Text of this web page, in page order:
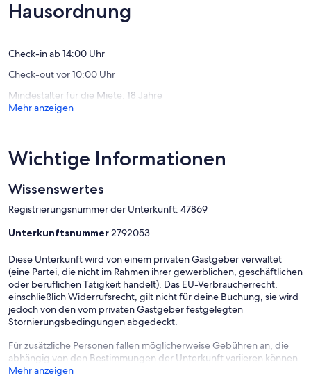
(65
Bewertungen)
Hausordnung
Check-in ab 14:00 Uhr
Check-out vor 10:00 Uhr
Mindestalter für die Miete: 18 Jahre
Mehr anzeigen
Wichtige Informationen
Wissenswertes
Registrierungsnummer der Unterkunft: 47869
Unterkunftsnummer2792053
Diese Unterkunft wird von einem privaten Gastgeber verwaltet
(eine Partei, die nicht im Rahmen ihrer gewerblichen, geschäftlichen
oder beruflichen Tätigkeit handelt). Das EU-Verbraucherrecht,
einschließlich Widerrufsrecht, gilt nicht für deine Buchung, sie wird
jedoch von den vom privaten Gastgeber festgelegten
Stornierungsbedingungen abgedeckt.
Für zusätzliche Personen fallen möglicherweise Gebühren an, die
abhängig von den Bestimmungen der Unterkunft variieren können.
Mehr anzeigen